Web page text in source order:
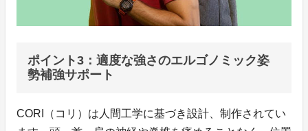
ポイント3：適度な強さのエルゴノミック姿
勢補強サポート
CORI（コリ）は人間工学に基づき設計、制作されてい